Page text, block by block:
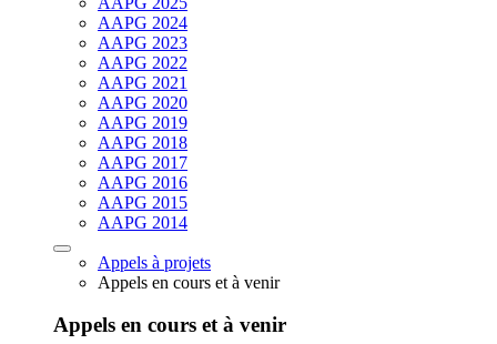
AAPG 2024
AAPG 2023
AAPG 2022
AAPG 2021
AAPG 2020
AAPG 2019
AAPG 2018
AAPG 2017
AAPG 2016
AAPG 2015
AAPG 2014
Appels à projets
Appels en cours et à venir
Appels en cours et à venir